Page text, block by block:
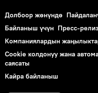
Долбоор жөнүндө
Байланыш үчүн Пресс-
Компаниялардын
Cookie колдонуу жана
саясаты
Кайра байланыш